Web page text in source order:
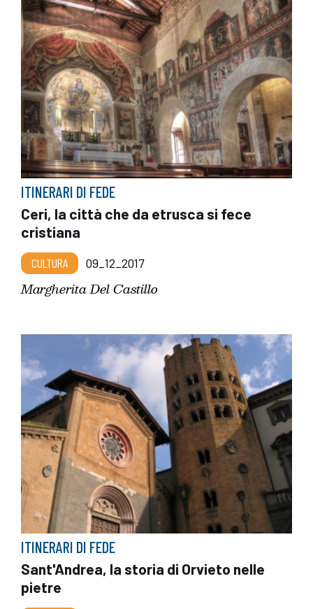
ITINERARI DI FEDE
Ceri, la città che da etrusca si fece
cristiana
CULTURA 09_12_2017
Margherita Del Castillo
ITINERARI DI FEDE
Sant'Andrea, la storia di Orvieto nelle
pietre